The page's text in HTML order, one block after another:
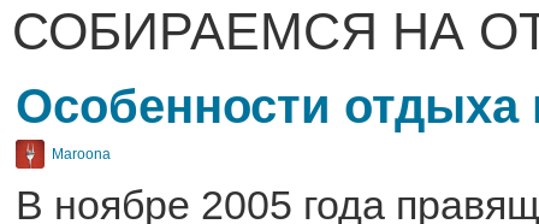
СОБИРАЕМСЯ НА
Особенности
Maroona
В ноябре 2005 года